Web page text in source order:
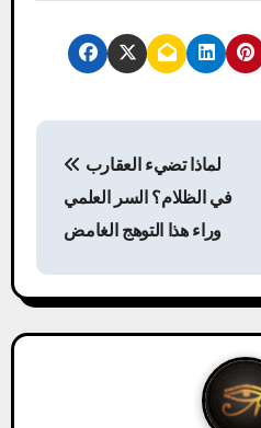
t
n
في الظلام؟ السر العلمي
وراء هذا التوهج الغامض